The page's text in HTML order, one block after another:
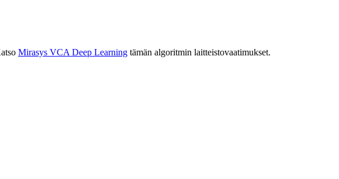
Mirasys VCA Deep Learning tämän algoritmin laitteistovaatimukset.